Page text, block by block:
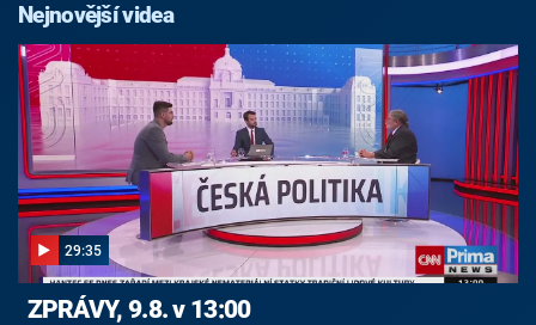
Nejnovější videa
29:35
ZPRÁVY, 9.8. v 13:00